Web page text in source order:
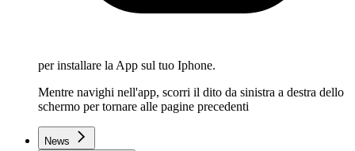
per installare la App sul tuo Iphone.
Mentre navighi nell'app, scorri il dito da sinistra a destra dello
schermo per tornare alle pagine precedenti
News